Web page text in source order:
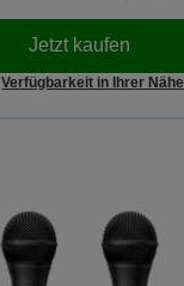
Jetzt kaufen
Verfügbarkeit in Ihrer Nähe